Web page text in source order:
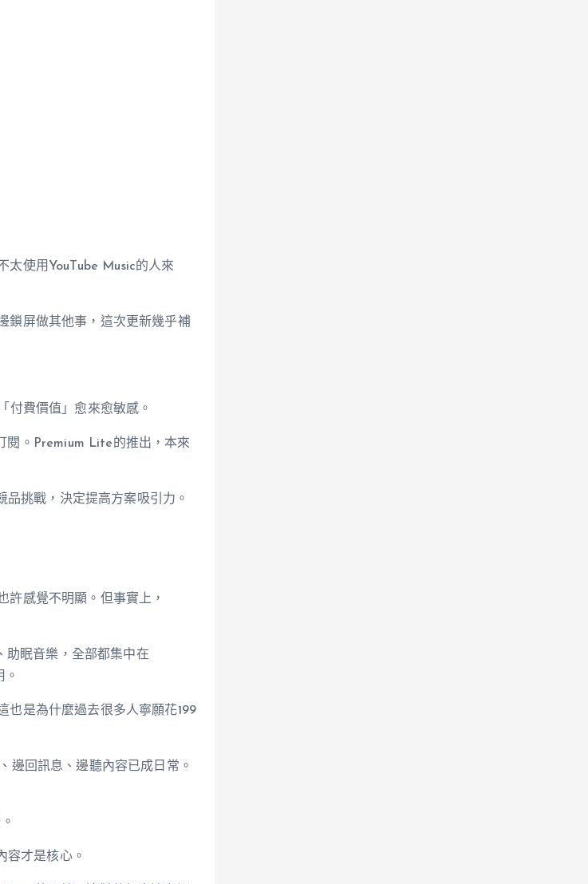
太使用YouTube Music的人來
鎖屏做其他事，這次更新幾乎補
費價值」愈來愈敏感。
閱。Premium Lite的推出，本來
挑戰，決定提高方案吸引力。
許感覺不明顯。但事實上，
助眠音樂，全部都集中在
也是為什麼過去很多人寧願花199
邊回訊息、邊聽內容已成日常。
容才是核心。